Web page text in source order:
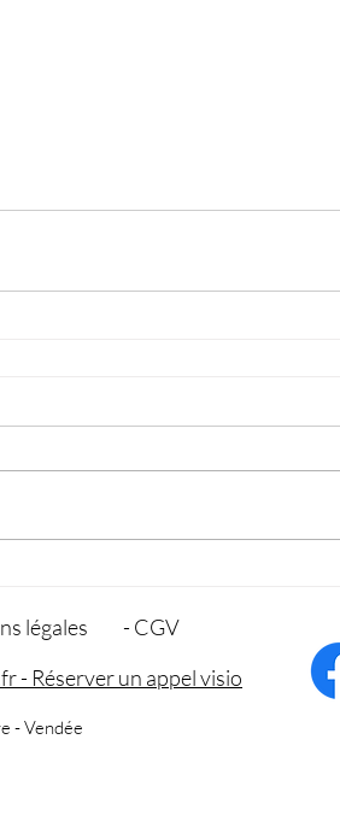
légales
- Réserver un appel visio
- CGV
- Vendée